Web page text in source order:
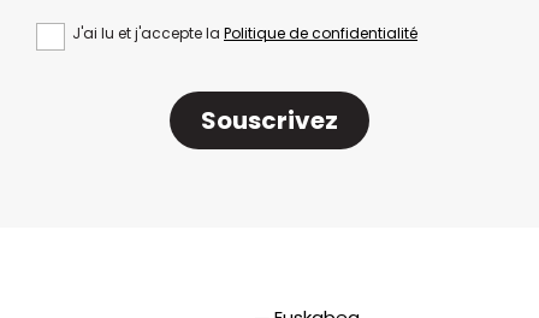
J'ai lu et j'accepte la Politique de confidentialité
Souscrivez